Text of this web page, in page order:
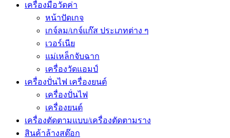
เครื่องมือวัดค่า
หน้าปัดเกจ
เกจ์ลม/เกจ์แก๊ส ประเภทต่าง ๆ
เวอร์เนีย
แม่เหล็กจับฉาก
เครื่องวัดแอมป์
เครื่องปั่นไฟ เครื่องยนต์
เครื่องปั่นไฟ
เครื่องยนต์
เครื่องตัดตามแบบ/เครื่องตัดตามราง
สินค้าล้างสต๊อก